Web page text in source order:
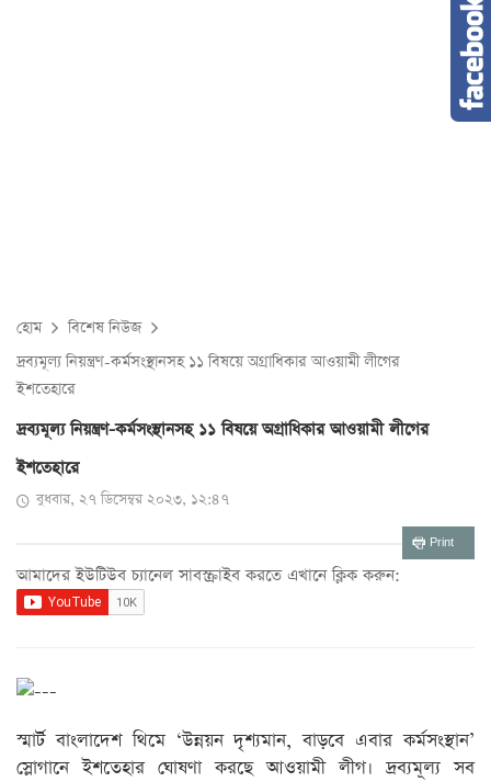
হোম
বিশেষ নিউজ
দ্রব্যমূল্য নিয়ন্ত্রণ-কর্মসংস্থানসহ ১১ বিষয়ে অগ্রাধিকার আওয়ামী লীগের
ইশতেহারে
দ্রব্যমূল্য নিয়ন্ত্রণ-কর্মসংস্থানসহ ১১ বিষয়ে অগ্রাধিকার আওয়ামী লীগের
ইশতেহারে
বুধবার, ২৭ ডিসেম্বর ২০২৩, ১২:৪৭
Print
আমাদের ইউটিউব চ্যানেল সাবস্ক্রাইব করতে এখানে ক্লিক করুন:
স্মার্ট বাংলাদেশ থিমে ‘উন্নয়ন দৃশ্যমান, বাড়বে এবার কর্মসংস্থান’
স্লোগানে ইশতেহার ঘোষণা করছে আওয়ামী লীগ। দ্রব্যমূল্য সব